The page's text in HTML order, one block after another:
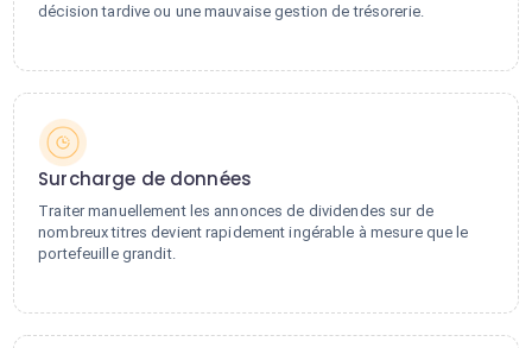
décision tardive ou une mauvaise gestion de trésorerie.
Surcharge de données
Traiter manuellement les annonces de dividendes sur de
nombreux titres devient rapidement ingérable à mesure que le
portefeuille grandit.